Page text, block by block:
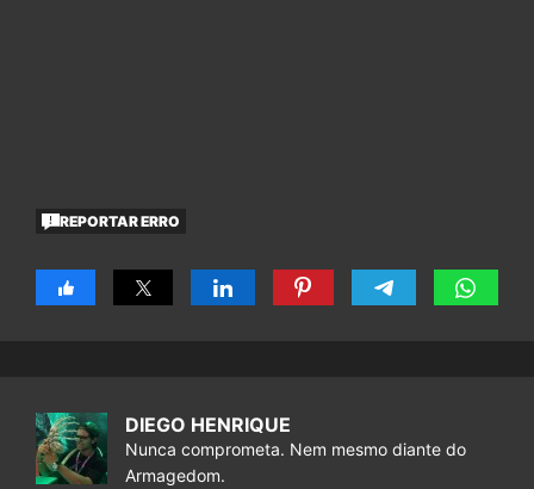
REPORTAR ERRO
DIEGO HENRIQUE
Nunca comprometa. Nem mesmo diante do
Armagedom.